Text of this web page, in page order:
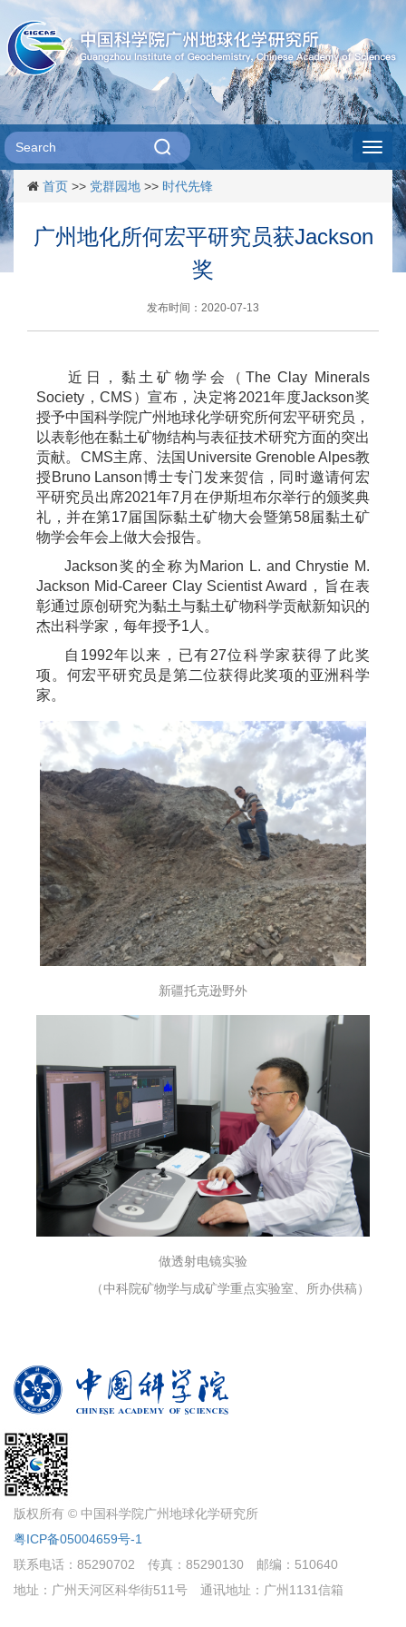
首页 >> 党群园地 >> 时代先锋
广州地化所何宏平研究员获Jackson
奖
发布时间：2020-07-13
近日，黏土矿物学会（The Clay Minerals
Society，CMS）宣布，决定将2021年度Jackson奖
授予中国科学院广州地球化学研究所何宏平研究员，
以表彰他在黏土矿物结构与表征技术研究方面的突出
贡献。CMS主席、法国Universite Grenoble Alpes教
授Bruno Lanson博士专门发来贺信，同时邀请何宏
平研究员出席2021年7月在伊斯坦布尔举行的颁奖典
礼，并在第17届国际黏土矿物大会暨第58届黏土矿
物学会年会上做大会报告。
Jackson奖的全称为Marion L. and Chrystie M.
Jackson Mid-Career Clay Scientist Award，旨在表
彰通过原创研究为黏土与黏土矿物科学贡献新知识的
杰出科学家，每年授予1人。
自1992年以来，已有27位科学家获得了此奖
项。何宏平研究员是第二位获得此奖项的亚洲科学
家。
新疆托克逊野外
做透射电镜实验
（中科院矿物学与成矿学重点实验室、所办供稿）
版权所有 © 中国科学院广州地球化学研究所
粤ICP备05004659号-1
联系电话：85290702
传真：85290130
邮编：510640
地址：广州天河区科华街511号
通讯地址：广州1131信箱